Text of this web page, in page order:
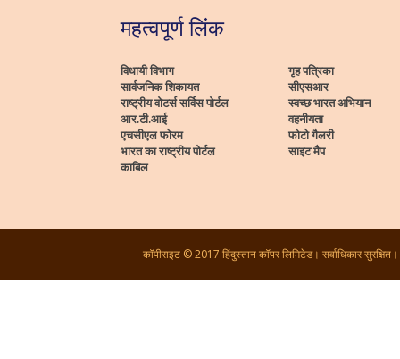
महत्वपूर्ण लिंक
विधायी विभाग
सार्वजनिक शिकायत
राष्ट्रीय वोटर्स सर्विस पोर्टल
आर.टी.आई
एचसीएल फोरम
भारत का राष्ट्रीय पोर्टल
काबिल
गृह पत्रिका
सीएसआर
स्वच्छ भारत अभियान
वहनीयता
फोटो गैलरी
साइट मैप
कॉपीराइट © 2017 हिंदुस्तान कॉपर लिमिटेड। सर्वाधिकार सुरक्षित।